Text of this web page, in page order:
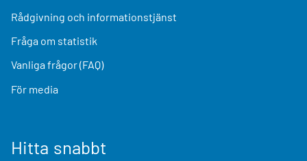
Rådgivning och informationstjänst
Fråga om statistik
Vanliga frågor (FAQ)
För media
Hitta snabbt